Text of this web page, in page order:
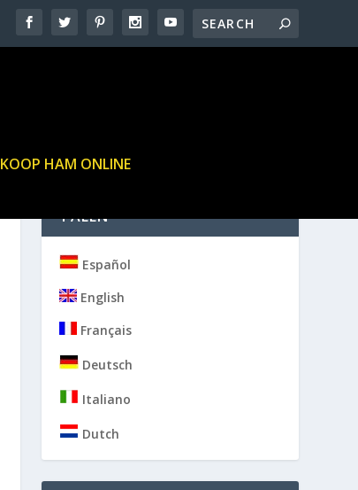
KOOP HAM ONLINE
TALEN
Español
English
Français
Deutsch
Italiano
Dutch